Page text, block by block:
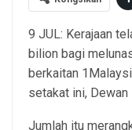
9 JUL: Kerajaan
bilion bagi
berkaitan
setakat ini, Dewan
Jumlah itu